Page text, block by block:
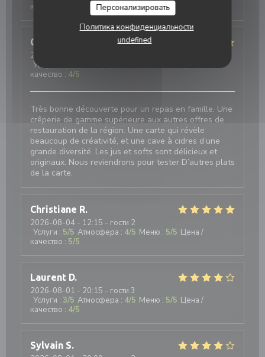
Персонализировать
Политика конфиденциальности
undefined
качество
Guillaume
2026-08-04
Услуги
качество : 4/5
Très bonne découverte pour un repas en famille. Une
crêperie de gamme supérieure aux autres offres de
restauration de la région. Une carte qui révèle
beaucoup de créativité, et une cave à cidres d’une
grande diversité. Les jus et softs sont délicieux et
originaux. Nous reviendrons pour tester D’autres plats
de la carte.
Christiane R
2026-08-04 - 12:15 - гости 2
Услуги : 5/5 Атмосфера : 4/5 Меню : 5/5 Цена /
качество : 5/5
Laurent D
2026-08-01 - 20:15 - гости 3
Услуги : 3/5 Атмосфера : 4/5 Меню : 5/5 Цена /
качество : 4/5
Sylvain S